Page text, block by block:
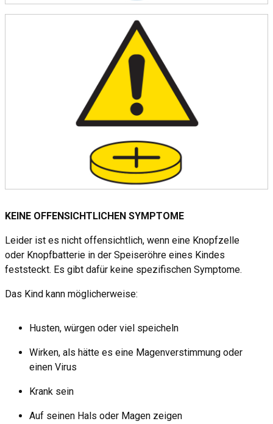
KEINE OFFENSICHTLICHEN SYMPTOME
Leider ist es nicht offensichtlich, wenn eine Knopfzelle
oder Knopfbatterie in der Speiseröhre eines Kindes
feststeckt. Es gibt dafür keine spezifischen Symptome.
Das Kind kann möglicherweise:
Husten, würgen oder viel speicheln
Wirken, als hätte es eine Magenverstimmung oder
einen Virus
Krank sein
Auf seinen Hals oder Magen zeigen